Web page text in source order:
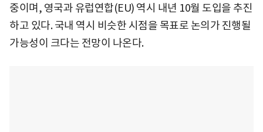
중이며, 영국과 유럽연합(EU) 역시 내년 10월 도입을 추진
하고 있다. 국내 역시 비슷한 시점을 목표로 논의가 진행될
가능성이 크다는 전망이 나온다.